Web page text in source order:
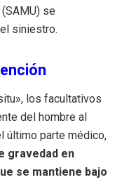
se
siniestro.
los facultativos
del hombre al
último parte médico,
gravedad en
se mantiene bajo